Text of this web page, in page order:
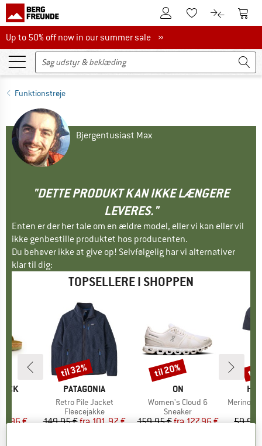
Til kundekontoenTil huskesedlen.
Til Til
Up to 50% off now in our summer sale
Up to 50% off now in our summer sale »
Funktionstrøje
Bjergentusiast Max
"DETTE PRODUKT KAN IKKE LÆNGERE
LEVERES."
Enten er der her tale om en ældre model, eller vi kan eller vil
ikke genbestille produktet hos producenten.
Du behøver ikke at give op! Selvfølgelig har vi alternativer
klar til dig:
TOPSELLERE I SHOPPEN
pris
€
MÆRKE
PATAGONIA
Artikel
Retro Pile Jacket
Produktgruppe
Fleecejakke
Pris
149,95 € Nedsat pris
fra101,97 €
Rabat
til 32%
MÆRKE
ON
Artikel
Women's Cloud 6
Produktgruppe
Sneaker
Pris
159,95 € Nedsat pris
fra127,96 €
Rabat
til 20%
Artikel
MerinoMix150
59,95
til